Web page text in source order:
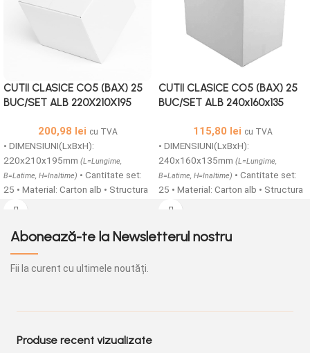
CUTII CLASICE CO5 (BAX) 25
BUC/SET ALB 220X210X195
200,98 lei cu TVA
• DIMENSIUNI(LxBxH):
220x210x195mm (L=Lungime,
B=Latime, H=Inaltime) • Cantitate set:
25 • Material: Carton alb • Structura
carton: CO5 TA3FT/BC • Cutii
usoare, compuse din 3 straturi
Acestea va sunt oferite intr-o gama
de dimensiuni foarte variate. Cutiile
foarte rentabila de ambalaj pentru a
CUTII CLASICE CO5 (BAX) 25
BUC/SET ALB 240x160x135
115,80 lei cu TVA
• DIMENSIUNI(LxBxH):
240x160x135mm (L=Lungime,
B=Latime, H=Inaltime) • Cantitate set:
25 • Material: Carton alb • Structura
carton: CO5 TA3FT/BC • Cutii
usoare, compuse din 3 straturi
Abonează-te la Newsletterul nostru
Fii la curent cu ultimele noutăți.
Produse recent vizualizate